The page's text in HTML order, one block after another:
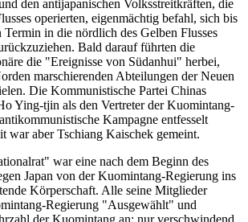
den antijapanischen Volksstreitkräften, die
operierten, eigenmächtig befahl, sich bis
Termin in die nördlich des Gelben Flusses
Bald darauf führten die
die "Ereignisse von Südanhui" herbei,
marschierenden Abteilungen der Neuen
Die Kommunistische Partei Chinas
Ying-tjin als den Vertreter der Kuomintang-
Kampagne entfesselt
war aber Tschiang Kaischek gemeint.
war eine nach dem Beginn des
Japan von der Kuomintang-Regierung ins
Körperschaft. Alle seine Mitglieder
Regierung "Ausgewählt" und